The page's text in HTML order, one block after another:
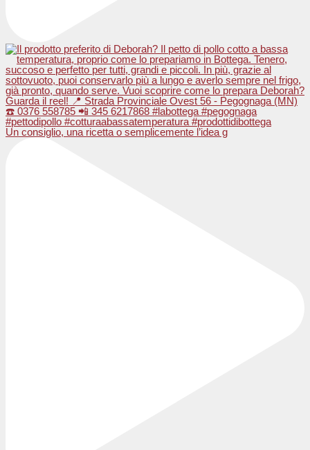
Un consiglio, una ricetta o semplicemente l’idea g